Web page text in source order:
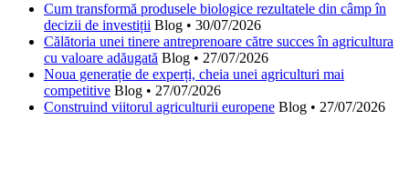
Cum transformă produsele biologice rezultatele din câmp în
decizii de investiții Blog • 30/07/2026
Călătoria unei tinere antreprenoare către succes în agricultura
cu valoare adăugată Blog • 27/07/2026
Noua generație de experți, cheia unei agriculturi mai
competitive Blog • 27/07/2026
Construind viitorul agriculturii europene Blog • 27/07/2026